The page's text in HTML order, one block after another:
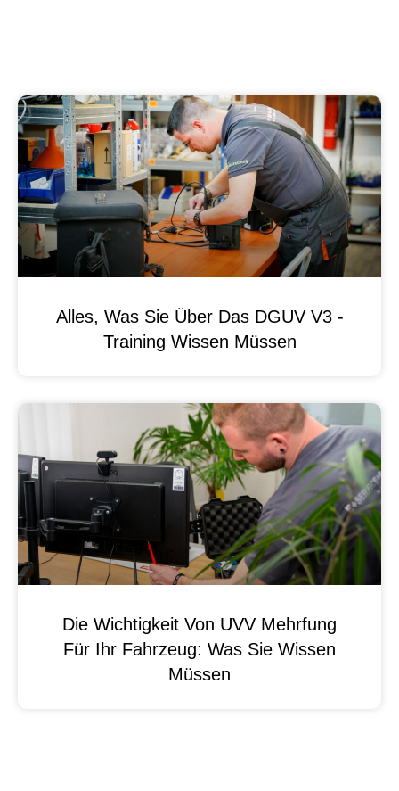
Alles, Was Sie Über Das DGUV V3 -
Training Wissen Müssen
Die Wichtigkeit Von UVV Mehrfung
Für Ihr Fahrzeug: Was Sie Wissen
Müssen